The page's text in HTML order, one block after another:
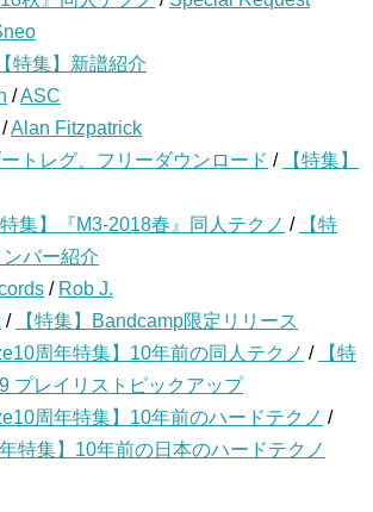
【特集】新譜紹介
/ASC
/Alan Fitzpatrick
ートレグ、フリーダウンロード /
【特集】
特集】『M3-2018春』同人テクノ /
【特
バー紹介
/ Rob J.
/
【特集】Bandcamp限定リリース
周年特集】10年前の同人テクノ /
【特
プレイリストピックアップ
周年特集】10年前のハードテクノ /
特集】10年前の日本のハードテクノ